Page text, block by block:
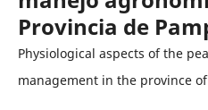
Provincia de
Physiological aspects of the
management in the province